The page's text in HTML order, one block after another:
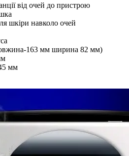
від очей до пристрою
шкіри навколо очей
163 мм ширина 82 мм)
мм